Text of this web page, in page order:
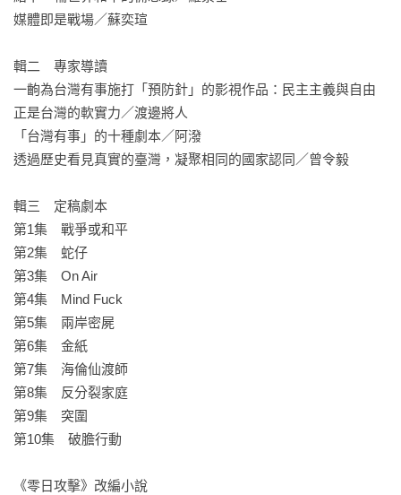
毒劑，《零日攻擊》的製作團隊和演員們將一道強烈的光束投
上。」
──博明（Matt Pottinger），前美國副國家安全顧問、《沸騰的
護城河：保衛台灣的緊迫行動》編者
《零日攻擊》原創劇本書
王小棣｜導演
矢板明夫｜印太戰略智庫執行長
朱福銘｜黑熊學院執行長
朱詩倩｜金鐘導演
汪　浩｜國際政經專家
林穎佑｜淡江大學國際事務與戰略研究所副教授
張茵惠｜SAVOIR影樂書年代誌總編輯
黃兆年｜國立政治大學國家發展研究所副教授兼所長
劉玉皙｜世新大學傳播管理學系專任副教授
劉　文｜中央研究院民族學研究所副研究員
盧建彰｜詩人、導演
《零日攻擊》改編小說
媒體即是戰場／蘇奕瑄
輯二　專家導讀
一齣為台灣有事施打「預防針」的影視作品：民主主義與自由
正是台灣的軟實力／渡邊將人
「台灣有事」的十種劇本／阿潑
透過歷史看見真實的臺灣，凝聚相同的國家認同／曾令毅
輯三　定稿劇本
第1集　戰爭或和平
第2集　蛇仔
第3集　On Air
第4集　Mind Fuck
第5集　兩岸密屍
第6集　金紙
第7集　海倫仙渡師
第8集　反分裂家庭
第9集　突圍
第10集　破膽行動
《零日攻擊》改編小說